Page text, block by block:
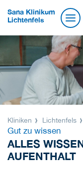
Sana Klinikum
Lichtenfels
Kliniken Lichtenfels
Gut zu wissen
ALLES
AUFENTHALT